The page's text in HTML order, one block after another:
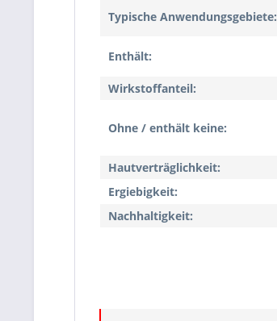
Typische Anwendungsgebiete:
Enthält:
Wirkstoffanteil:
Ohne / enthält keine:
Hautverträglichkeit:
Ergiebigkeit:
Nachhaltigkeit: